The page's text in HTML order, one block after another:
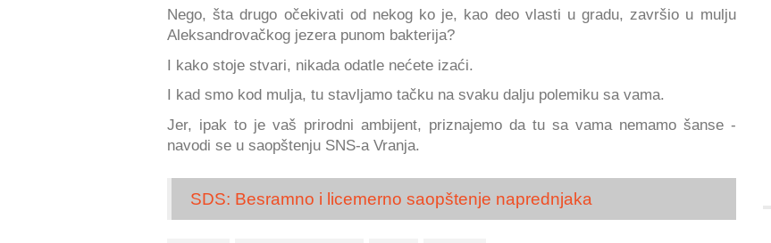
Nego, šta drugo očekivati od nekog ko je, kao deo vlasti u gradu, završio u mulju
Aleksandrovačkog jezera punom bakterija?
I kako stoje stvari, nikada odatle nećete izaći.
I kad smo kod mulja, tu stavljamo tačku na svaku dalju polemiku sa vama.
Jer, ipak to je vaš prirodni ambijent, priznajemo da tu sa vama nemamo šanse -
navodi se u saopštenju SNS-a Vranja.
SDS: Besramno i licemerno saopštenje naprednjaka